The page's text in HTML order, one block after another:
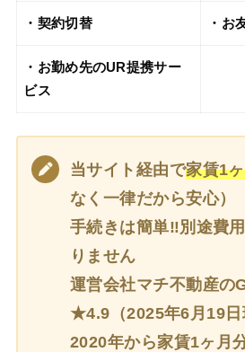
・契約切替 ・お
・お勤め先のUR提携サー
ビス
当サイト経由で家賃1
なく一律だから安心）
手続きは簡単‼別途費
りません
運営会社マチ不動産の
★4.9（2025年6月19日
2020年から家賃1ヶ月